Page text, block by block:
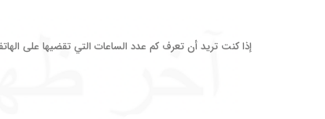
إذا كنت تريد أن تعرف كم عدد الساعات التي تقضيها على